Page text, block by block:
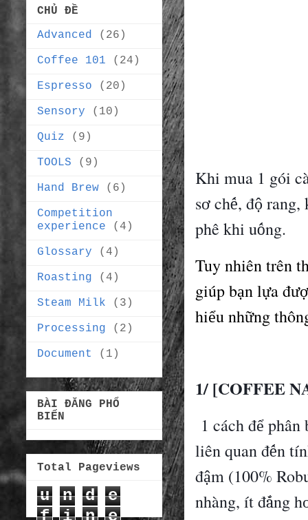
Khi mua 1 gói
sơ chế, độ rang,
phê khi uống.
Tuy nhiên trên
giúp bạn lựađượ
hiểu những thô
1/ [COFFEE
1 cách để phân
liên quanđến tí
đậm (100%
nhàng, ítđắng h
CHỦ ĐỀ
Advanced
(26)
Coffee 101 (24)
Espresso (20)
Sensory (10)
Quiz (9)
TOOLS (9)
Hand Brew (6)
Competition
experience
(4)
Glossary (4)
Roasting (4)
Steam Milk (3)
Processing (2)
Document (1)
BÀI ĐĂNG PHỔ
BIẾN
Total Pageviews
u n d
e
f
i n e